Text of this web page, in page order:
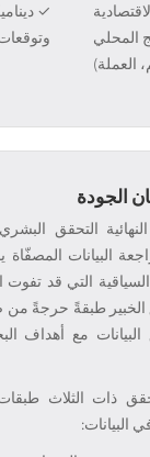
المحلي
العملة)
✓
التحقق
البيانات المصفّاة
التي قد تفوت
الخبير طبقةً حرجةً من
مع أهداف
ذات الثلاث
البيانات: